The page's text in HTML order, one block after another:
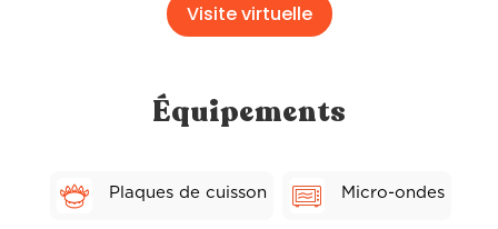
Visite virtuelle
Équipements
Plaques de cuisson Micro-ondes